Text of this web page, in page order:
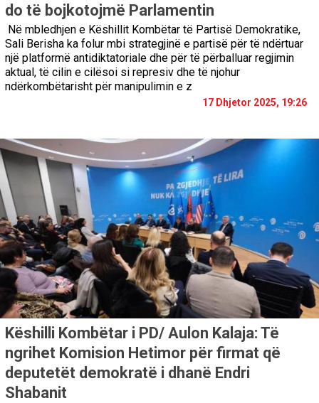
do të bojkotojmë Parlamentin
Në mbledhjen e Këshillit Kombëtar të Partisë Demokratike,
Sali Berisha ka folur mbi strategjinë e partisë për të ndërtuar
një platformë antidiktatoriale dhe për të përballuar regjimin
aktual, të cilin e cilësoi si represiv dhe të njohur
ndërkombëtarisht për manipulimin e z
17 Dhjetor 2025, 19:26
Këshilli Kombëtar i PD/ Aulon Kalaja: Të
ngrihet Komision Hetimor për firmat që
deputetët demokratë i dhanë Endri
Shabanit